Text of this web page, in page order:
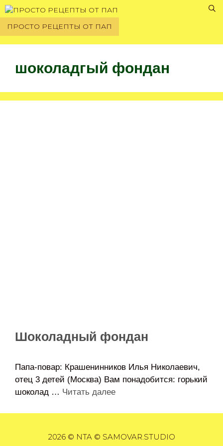
Перейти
к
содержимому
ПРОСТО РЕЦЕПТЫ ОТ ПАП
шоколадгый фондан
Шоколадный фондан
Папа-повар: Крашенинников Илья Николаевич,
отец 3 детей (Москва) Вам понадобится: горький
шоколад … Читать далее
2026 © NTA © SAMOVAR.STUDIO